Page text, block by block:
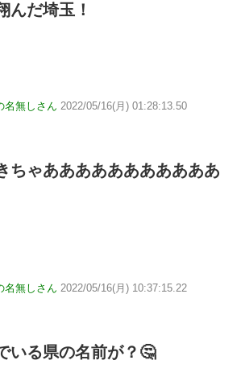
んだ埼玉！
名無しさん 2022/05/16(月) 01:28:13.50
ちゃあああああああああああ
名無しさん 2022/05/16(月) 10:37:15.22
いる県の名前が？🤔